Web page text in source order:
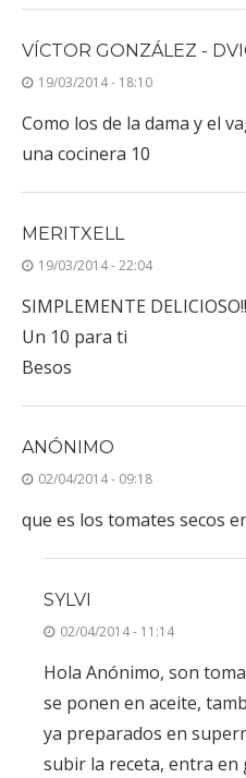
VÍCTOR GONZÁLEZ -
19/03/2014 - 18:10
Como los de la dama y el
una cocinera 10
MERITXELL
19/03/2014 - 22:04
SIMPLEMENTE
Un 10 para ti
Besos
ANÓNIMO
02/04/2014 - 09:18
que es los tomates secos
SYLVI
02/04/2014 - 11:14
Hola Anónimo, son
se ponen en aceite,
ya preparados en
subir la receta, entra